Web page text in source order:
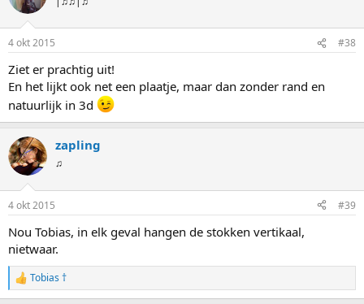
4 okt 2015 #38
Ziet er prachtig uit!
En het lijkt ook net een plaatje, maar dan zonder rand en
natuurlijk in 3d
zapling
♫
4 okt 2015 #39
Nou Tobias, in elk geval hangen de stokken vertikaal,
nietwaar.
W
a
Tobias †